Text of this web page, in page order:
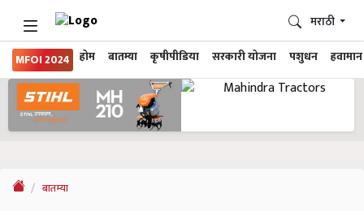
MFOI 2024 होम बातम्या कृषीपीडिया सरकारी योजना पशुधन हवामान
मराठी
बातम्या